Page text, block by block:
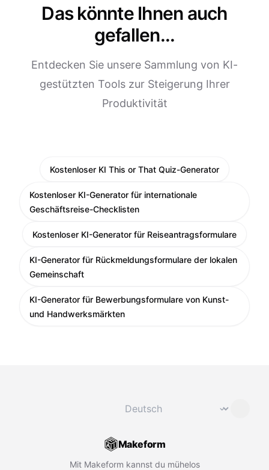
Das könnte Ihnen auch
gefallen...
Entdecken Sie unsere Sammlung von KI-
gestützten Tools zur Steigerung Ihrer
Produktivität
Kostenloser KI This or That Quiz-Generator
Kostenloser KI-Generator für internationale
Geschäftsreise-Checklisten
Kostenloser KI-Generator für Reiseantragsformulare
KI-Generator für Rückmeldungsformulare der lokalen
Gemeinschaft
KI-Generator für Bewerbungsformulare von Kunst-
und Handwerksmärkten
⌄
Makeform
Mit Makeform kannst du mühelos